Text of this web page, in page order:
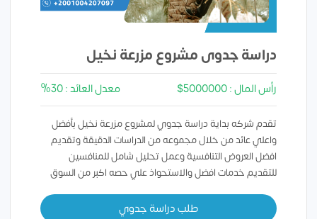
دراسة جدوى مشروع مزرعة نخيل
رأس المال : 5000000$ معدل العائد : 30%
تقدم شركه بداية دراسة جدوي لمشروع مزرعة نخيل بأفضل
واعلي عائد من خلال مجموعه من الدراسات الدقيقة وتقديم
افضل العروض التنافسية وعمل تحليل شامل للمنافسين
للتقديم خدمات افضل والاستحواذ علي حصه اكبر من السوق
طلب دراسة جدوي